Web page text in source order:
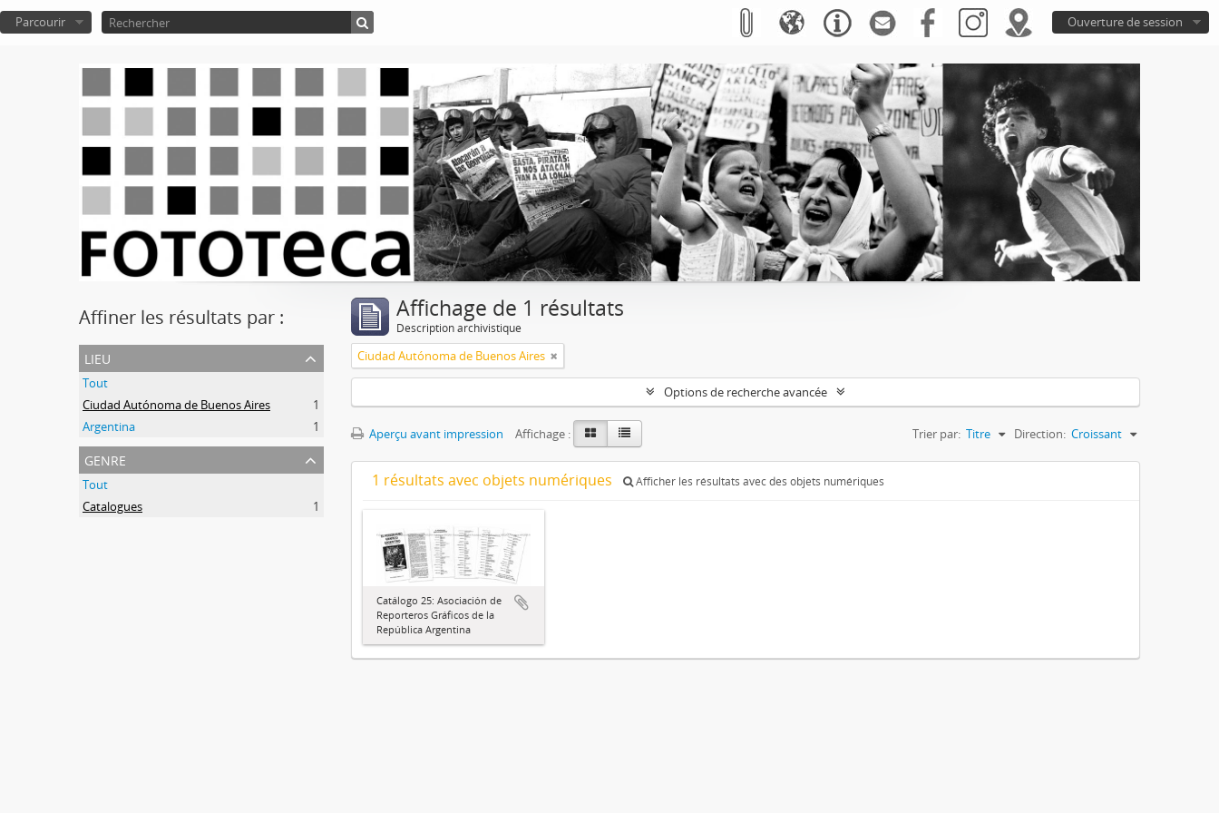
Ouverture de session
Parcourir
Affiner les résultats par :
lieu
Tout
Ciudad Autónoma de Buenos Aires
1
Argentina
1
genre
Tout
Catalogues
1
Affichage de 1 résultats
Description archivistique
Ciudad Autónoma de Buenos Aires
Options de recherche avancée
Aperçu avant impression Affichage : Trier par: Titre Direction: Croissant
1 résultats avec objets numériques Afficher les résultats avec des objets numériques
Catálogo 25: Asociación de
Reporteros Gráficos de la
República Argentina